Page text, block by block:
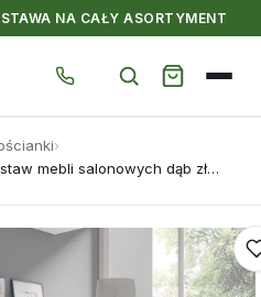
NA CAŁY ASORTYMENT
›
Meblościanka Chicago 9 zestaw mebli salonowych dąb złoty